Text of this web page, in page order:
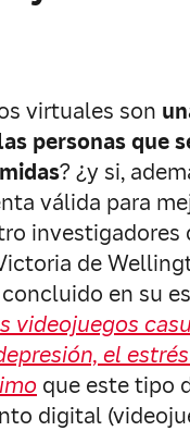
virtuales son
personas que
? ¿y si,
válida para
investigadores
de
concluido en su
videojuegos
el
que este tipo
digital